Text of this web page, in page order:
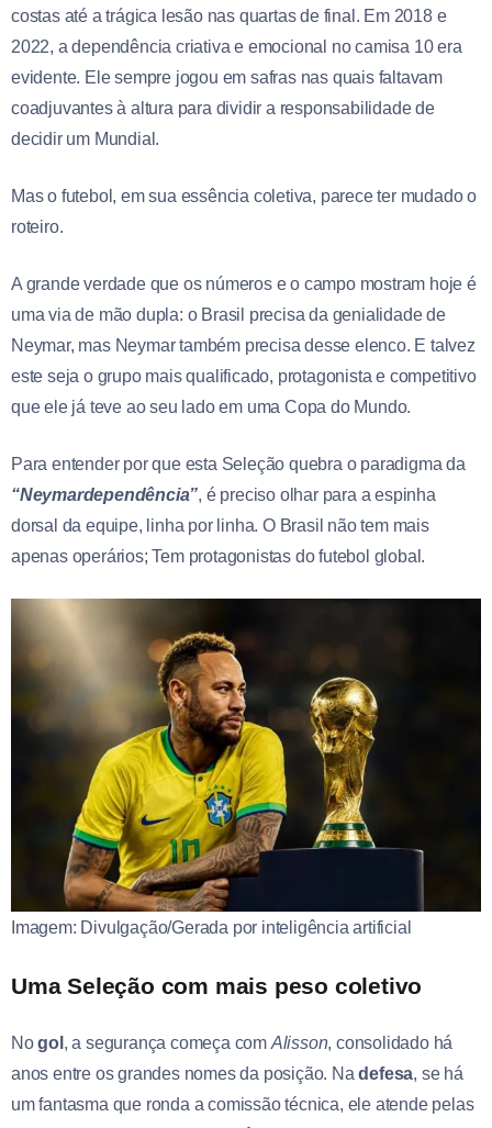
costas até a trágica lesão nas quartas de final. Em 2018 e
2022, a dependência criativa e emocional no camisa 10 era
evidente. Ele sempre jogou em safras nas quais faltavam
coadjuvantes à altura para dividir a responsabilidade de
decidir um Mundial.
Mas o futebol, em sua essência coletiva, parece ter mudado o
roteiro.
A grande verdade que os números e o campo mostram hoje é
uma via de mão dupla: o Brasil precisa da genialidade de
Neymar, mas Neymar também precisa desse elenco. E talvez
este seja o grupo mais qualificado, protagonista e competitivo
que ele já teve ao seu lado em uma Copa do Mundo.
Para entender por que esta Seleção quebra o paradigma da
“Neymardependência”, é preciso olhar para a espinha
dorsal da equipe, linha por linha. O Brasil não tem mais
apenas operários; Tem protagonistas do futebol global.
Imagem: Divulgação/Gerada por inteligência artificial
Uma Seleção com mais peso coletivo
Nogol , a segurança começa com Alisson, consolidado há
anos entre os grandes nomes da posição. Nadefesa, se há
um fantasma que ronda a comissão técnica, ele atende pelas